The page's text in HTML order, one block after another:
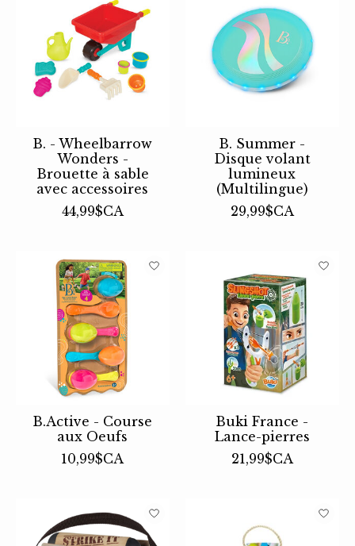
B. - Wheelbarrow
Wonders -
Brouette à sable
avec accessoires
44,99$CA
B. Summer -
Disque volant
lumineux
(Multilingue)
29,99$CA
B.Active - Course
aux Oeufs
10,99$CA
Buki France -
Lance-pierres
21,99$CA